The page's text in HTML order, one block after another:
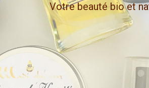
Votre beauté bio et